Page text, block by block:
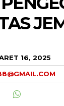
16, 2025